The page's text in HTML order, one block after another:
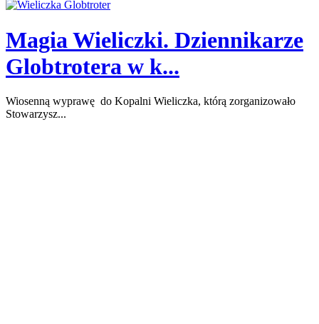
Magia Wieliczki. Dziennikarze
Globtrotera w k...
Wiosenną wyprawę do Kopalni Wieliczka, którą zorganizowało
Stowarzysz...